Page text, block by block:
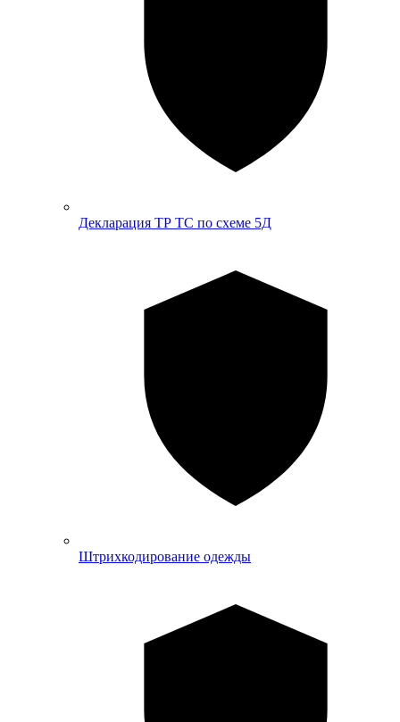
Декларация ТР ТС по схеме 5Д
Штрихкодирование одежды